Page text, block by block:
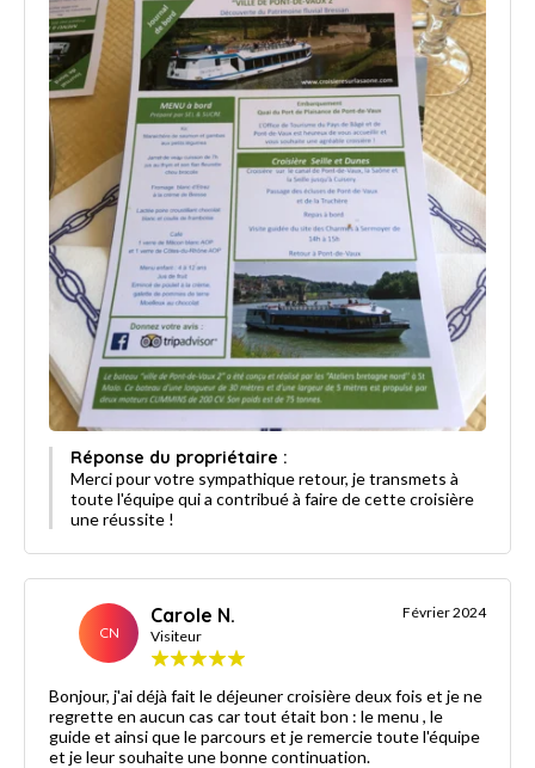
Réponse du propriétaire :
Merci pour votre sympathique retour, je transmets à
toute l'équipe qui a contribué à faire de cette croisière
une réussite !
CN
Carole N.
Visiteur
Février 2024
Bonjour, j'ai déjà fait le déjeuner croisière deux fois et je ne
regrette en aucun cas car tout était bon : le menu , le
guide et ainsi que le parcours et je remercie toute l'équipe
et je leur souhaite une bonne continuation.